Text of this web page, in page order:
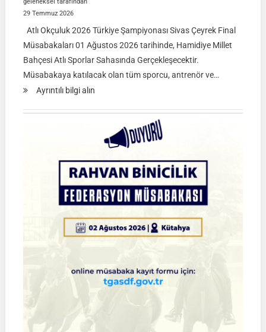
29 Temmuz 2026
Atlı Okçuluk 2026 Türkiye Şampiyonası Sivas Çeyrek Final
Müsabakaları 01 Ağustos 2026 tarihinde, Hamidiye Millet
Bahçesi Atlı Sporlar Sahasında Gerçekleşecektir.
Müsabakaya katılacak olan tüm sporcu, antrenör ve…
Ayrıntılı bilgi alın:
2026
Türkiye
Şampiyonası
Çeyrek
Final
|
01